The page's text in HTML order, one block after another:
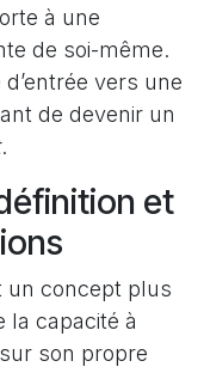
à une
de soi-même.
vers une
de devenir un
.
et
un concept plus
la capacité à
son propre